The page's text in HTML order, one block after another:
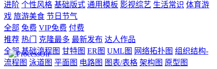
进阶 个性风格 基础版式 通用模板 影视综艺 生活常识 体育游
戏 旅游美食 节日节气
全部 免费 VIP免费 付费
推荐 热门 克隆最多 最新发布 达人作品
全部 基础流程图 甘特图 ER图 UML图 网络拓扑图 组织结构-
流程图 泳道图 平面图 电路图 图表/表格 架构图 原型图